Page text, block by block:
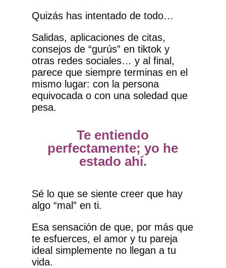
Quizás has intentado de todo…
Salidas, aplicaciones de citas,
consejos de “gurús” en tiktok y
otras redes sociales… y al final,
parece que siempre terminas en el
mismo lugar: con la persona
equivocada o con una soledad que
pesa.
Te entiendo
perfectamente; yo he
estado ahí.
Sé lo que se siente creer que hay
algo “mal” en ti.
Esa sensación de que, por más que
te esfuerces, el amor y tu pareja
ideal simplemente no llegan a tu
vida.